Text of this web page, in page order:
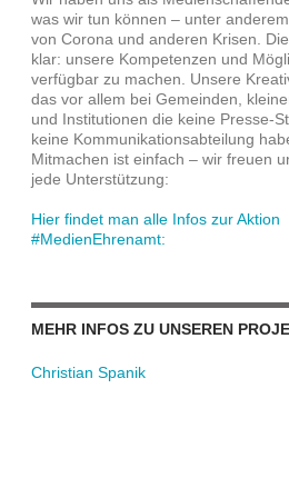
was wir tun können – unter
von Corona und anderen Krisen.
klar: unsere Kompetenzen und
verfügbar zu machen. Unsere
das vor allem bei Gemeinden,
und Institutionen die keine Presse-
keine Kommunikationsabteilung
Mitmachen ist einfach – wir freuen
jede Unterstützung:
Hier findet man alle Infos zur Aktion
#MedienEhrenamt:
MEHR INFOS ZU UNSEREN
Christian Spanik